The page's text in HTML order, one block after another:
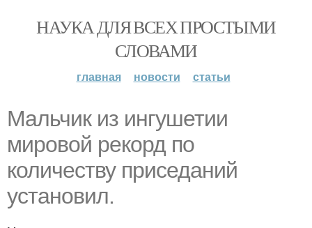
НАУКА ДЛЯ ВСЕХ ПРОСТЫМИ
СЛОВАМИ
главная новости статьи
Мальчик из ингушетии
мировой рекорд по
количеству приседаний
установил.